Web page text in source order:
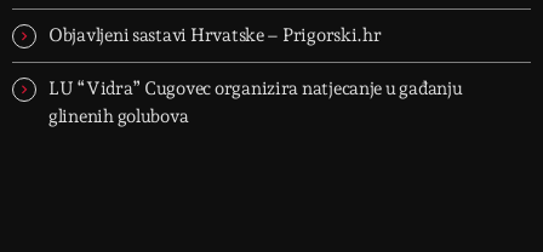
Objavljeni sastavi Hrvatske – Prigorski.hr
LU “Vidra” Cugovec organizira natjecanje u gađanju
glinenih golubova